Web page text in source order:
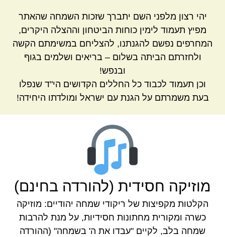
יהי רצון מלפני השם יתברך שזכות השמחה שהאתר
מפיץ תעמוד לימין כוחות הביטחון וההצלה היקרים,
המחרפים נפשם להגנתנו, להצליחם במשימתם הקשה
ולחזרתם הביתה בשלום – בריאים ושלמים בגוף
ובנפש!
וכן תעמוד לכבוד כל החללים הקדושים הי"ד שנפלו
בעת משמרתם על הגנת עם ישראל ומולדתו היחידה!
מוזיקה חסידית (להורדה בחינם)
הקלטות מקפיצות של ריקודי שמחה יהודיים: מוזיקה
כשרה ומקורית מחתונות חסידיות, על מנת להרבות
שמחה בלב, לקיים "עבדו את ה' בשמחה" (ההורדה